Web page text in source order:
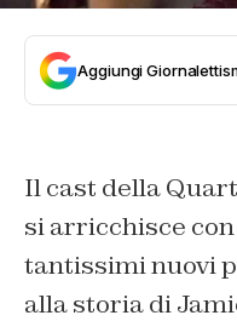
Aggiungi
Il cast della
si arricchisce
tantissimi nuovi
alla storia di